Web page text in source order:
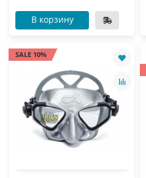
В корзину
SALE 10%